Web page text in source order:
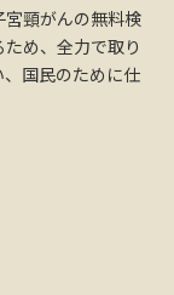
頸がんの無料検
め、全力で取り
国民のために仕